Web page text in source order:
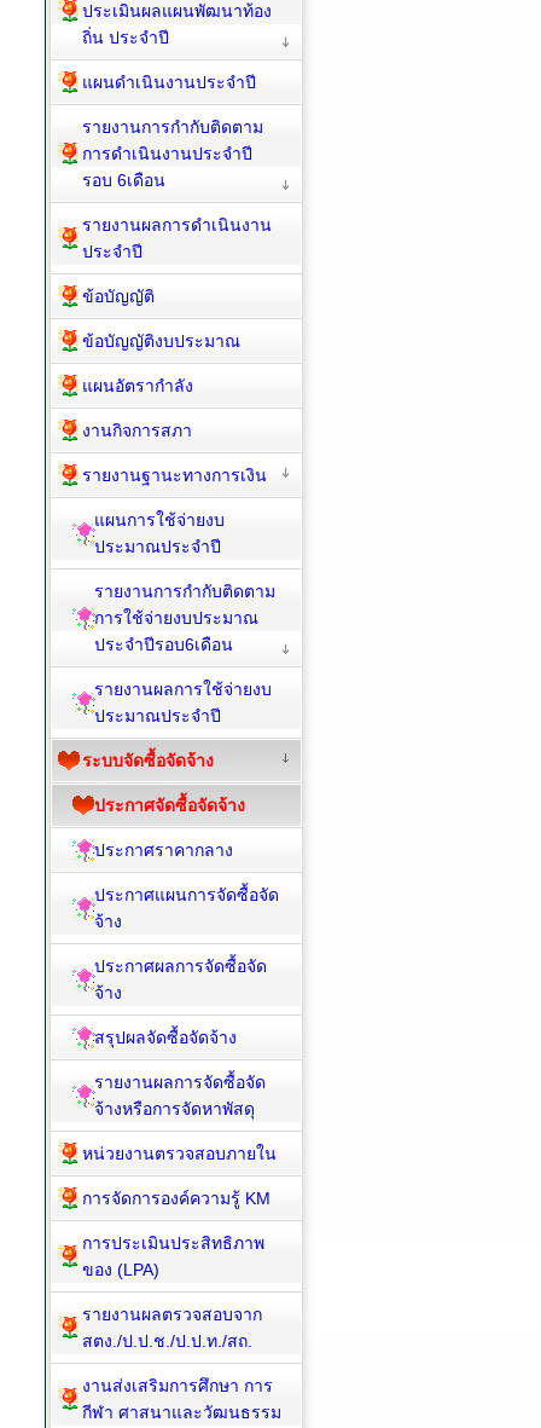
ประเมินผลแผนพัฒนาท้อง
ถิ่น ประจำปี
แผนดำเนินงานประจำปี
รายงานการกำกับติดตาม
การดำเนินงานประจำปี
รอบ 6เดือน
รายงานผลการดำเนินงาน
ประจำปี
ข้อบัญญัติ
ข้อบัญญัติงบประมาณ
แผนอัตรากำลัง
งานกิจการสภา
รายงานฐานะทางการเงิน
แผนการใช้จ่ายงบ
ประมาณประจำปี
รายงานการกำกับติดตาม
การใช้จ่ายงบประมาณ
ประจำปีรอบ6เดือน
รายงานผลการใช้จ่ายงบ
ประมาณประจำปี
ระบบจัดซื้อจัดจ้าง
ประกาศจัดซื้อจัดจ้าง
ประกาศราคากลาง
ประกาศแผนการจัดซื้อจัด
จ้าง
ประกาศผลการจัดซื้อจัด
จ้าง
สรุปผลจัดซื้อจัดจ้าง
รายงานผลการจัดซื้อจัด
จ้างหรือการจัดหาพัสดุ
หน่วยงานตรวจสอบภายใน
การจัดการองค์ความรู้ KM
การประเมินประสิทธิภาพ
ของ (LPA)
รายงานผลตรวจสอบจาก
สตง./ป.ป.ช./ป.ป.ท./สถ.
งานส่งเสริมการศึกษา การ
กีฬา ศาสนาและวัฒนธรรม